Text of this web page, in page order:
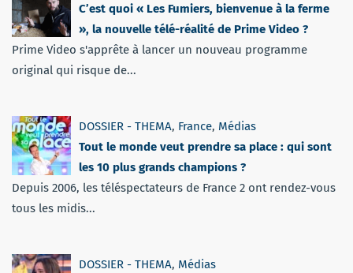
C’est quoi « Les Fumiers, bienvenue à la ferme
», la nouvelle télé-réalité de Prime Video ?
Prime Video s'apprête à lancer un nouveau programme
original qui risque de...
DOSSIER - THEMA, France, Médias
Tout le monde veut prendre sa place : qui sont
les 10 plus grands champions ?
Depuis 2006, les téléspectateurs de France 2 ont rendez-vous
tous les midis...
DOSSIER - THEMA, Médias